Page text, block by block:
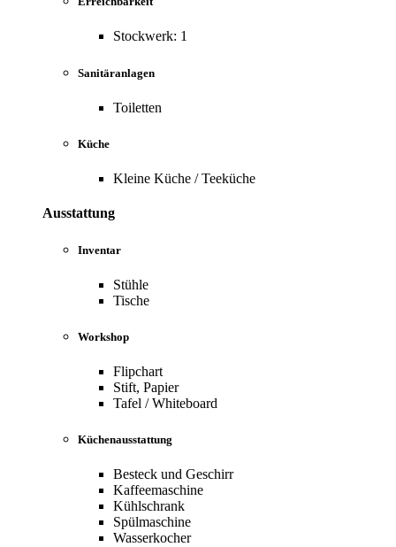
Stockwerk: 1
Sanitäranlagen
Toiletten
Küche
Kleine Küche / Teeküche
Ausstattung
Inventar
Stühle
Tische
Workshop
Flipchart
Stift, Papier
Tafel / Whiteboard
Küchenausstattung
Besteck und Geschirr
Kaffeemaschine
Kühlschrank
Spülmaschine
Wasserkocher